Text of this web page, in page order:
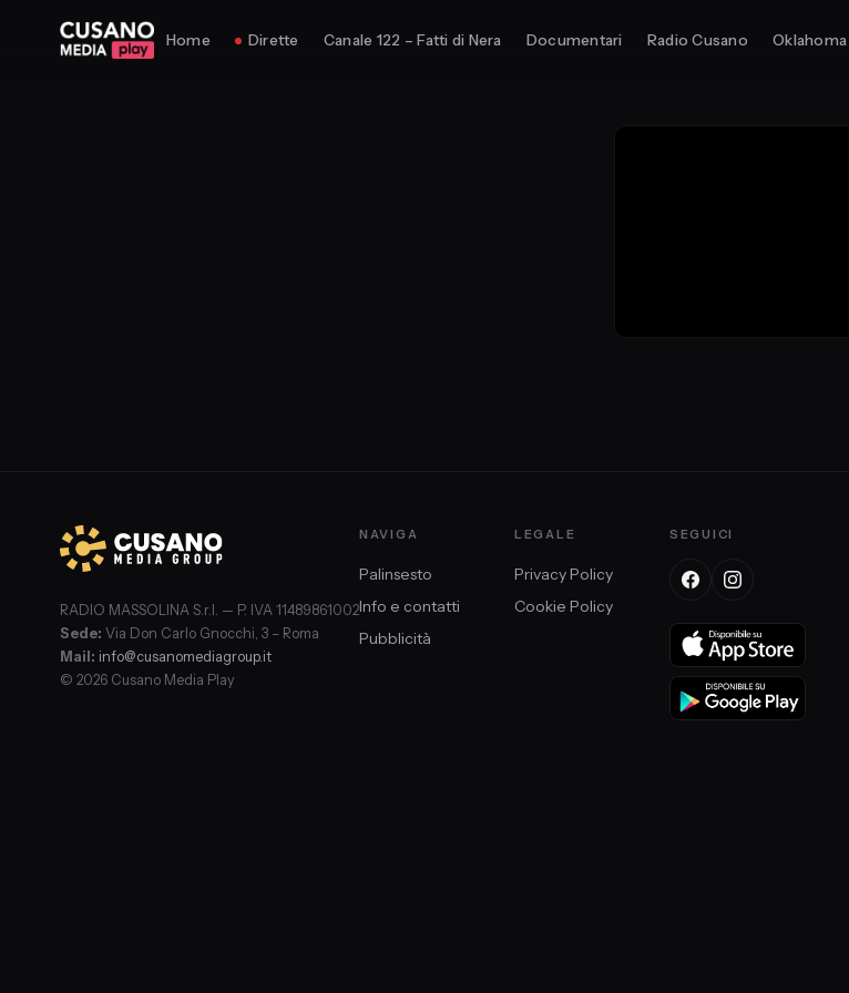
Home Dirette Canale 122 – Fatti di Nera Documentari Radio Cusano
RADIO MASSOLINA S.r.l. — P. IVA 11489861002
Sede: Via Don Carlo Gnocchi, 3 – Roma
Mail: info@cusanomediagroup.it
© 2026 Cusano Media Play
NAVIGA
Palinsesto
Info e contatti
Pubblicità
LEGALE
Privacy Policy
Cookie Policy
SEGUICI